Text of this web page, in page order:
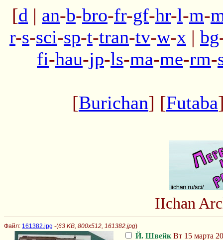
[d | an-b-bro-fr-gf-hr-l-m-
r-s-sci-sp-t-tran-tv-w-x | bg
fi-hau-jp-ls-ma-me-rm-
[Burichan] [Futaba
IIchan
Файл: 161382.jpg -(63 KB, 800x512, 161382.jpg)
Й. Швейк Вт 15 марта